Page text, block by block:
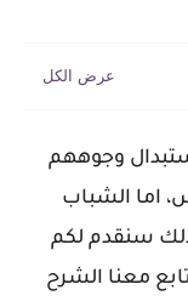
وجوههم
اما الشباب
سنقدم لكم
معنا الشرح